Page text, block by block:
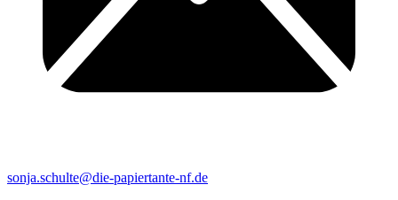
sonja.schulte@die-papiertante-nf.de